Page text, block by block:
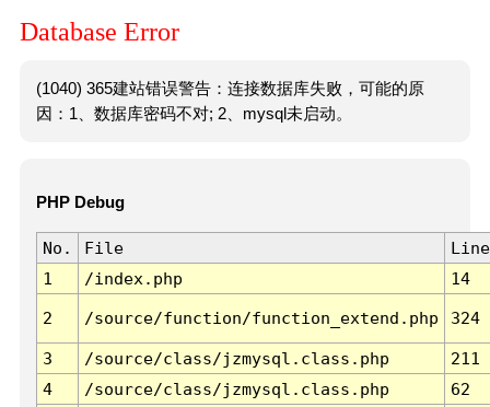
Database Error
(1040) 365建站错误警告：连接数据库失败，可能的原
因：1、数据库密码不对; 2、mysql未启动。
PHP Debug
No. File
Line
1
/index.php 14
2 /source/function/function_extend.php 324
3 /source/class/jzmysql.class.php
211
4
/source/class/jzmysql.class.php
62